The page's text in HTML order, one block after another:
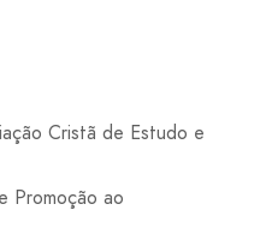
Cristã de Estudo e
Promoção ao